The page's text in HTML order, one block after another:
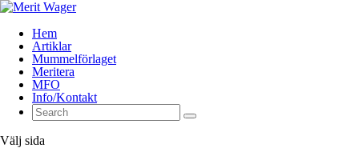
Hem
Artiklar
Mummelförlaget
Meritera
MFO
Info/Kontakt
Välj sida